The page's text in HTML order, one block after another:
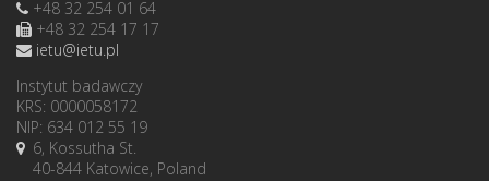
+48 32 254 01 64
+48 32 254 17 17
ietu@ietu.pl
Instytut badawczy
KRS: 0000058172
NIP: 634 012 55 19
6, Kossutha St.
40-844 Katowice, Poland